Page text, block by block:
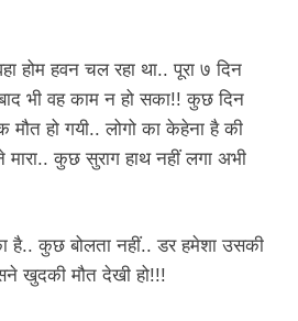
होम हवन चल रहा था.. पूरा ७ दिन
भी वह काम न हो सका!! कुछ दिन
मौत हो गयी.. लोगो का केहेना है की
कुछ सुराग हाथ नहीं लगा अभी
है.. कुछ बोलता नहीं.. डर हमेशा उसकी
खुदकी मौत देखी हो!!!